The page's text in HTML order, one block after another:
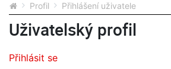
Profil Přihlášení uživatele
Uživatelský profil
Přihlásit se